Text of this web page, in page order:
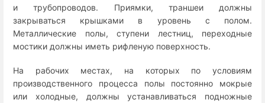
и трубопроводов. Приямки, траншеи должны
закрываться крышками в уровень с полом.
Металлические полы, ступени лестниц, переходные
мостики должны иметь рифленую поверхность.
На рабочих местах, на которых по условиям
производственного процесса полы постоянно мокрые
или холодные, должны устанавливаться подножные